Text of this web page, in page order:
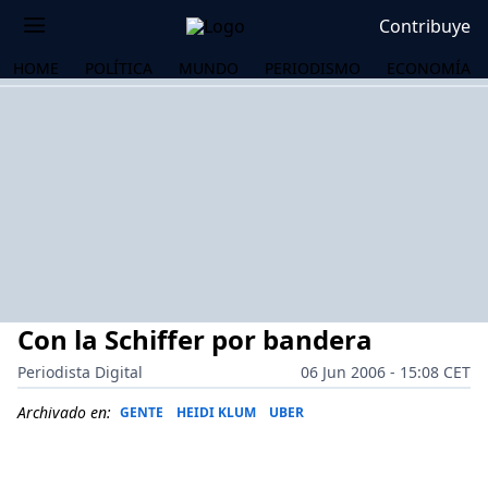
Contribuye
HOME POLÍTICA MUNDO PERIODISMO ECONOMÍA
Con la Schiffer por bandera
Periodista Digital
06 Jun 2006 - 15:08 CET
Archivado en: GENTE HEIDI KLUM UBER